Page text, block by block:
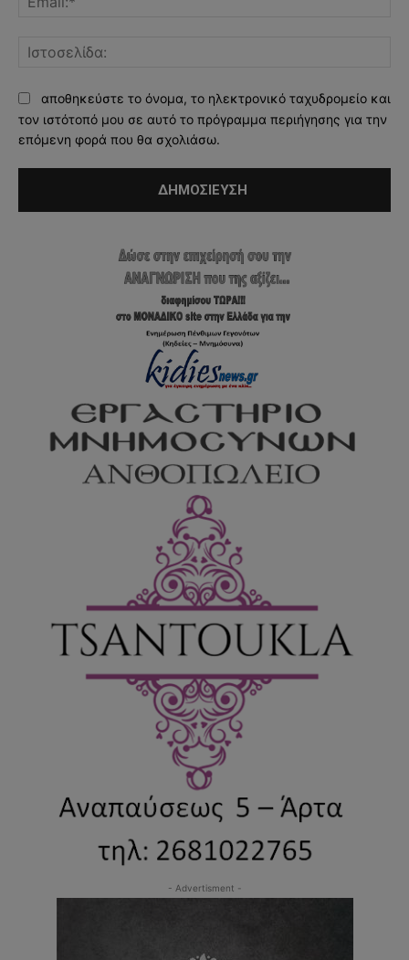
αποθηκεύστε το όνομα, το ηλεκτρονικό ταχυδρομείο και
τον ιστότοπό μου σε αυτό το πρόγραμμα περιήγησης για την
επόμενη φορά που θα σχολιάσω.
- Advertisment -